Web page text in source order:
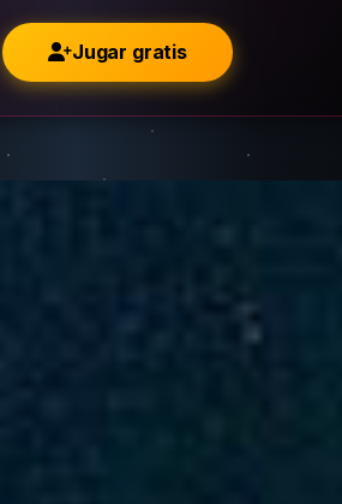
Jugar gratis